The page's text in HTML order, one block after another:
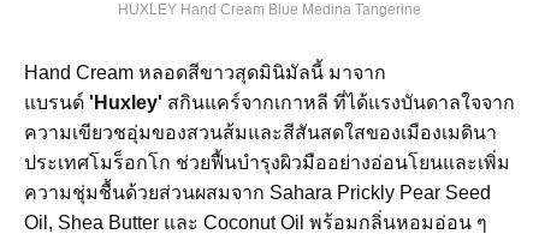
HUXLEY Hand Cream Blue Medina Tangerine
Hand Cream หลอดสีขาวสุดมินิมัลนี้ มาจาก
แบรนด์ 'Huxley' สกินแคร์จากเกาหลี ที่ได้แรงบันดาลใจจาก
ความเขียวชอุ่มของสวนส้มและสีสันสดใสของเมืองเมดินา
ประเทศโมร็อกโก ช่วยฟื้นบำรุงผิวมืออย่างอ่อนโยนและเพิ่ม
ความชุ่มชื้นด้วยส่วนผสมจาก Sahara Prickly Pear Seed
Oil, Shea Butter และ Coconut Oil พร้อมกลิ่นหอมอ่อน ๆ